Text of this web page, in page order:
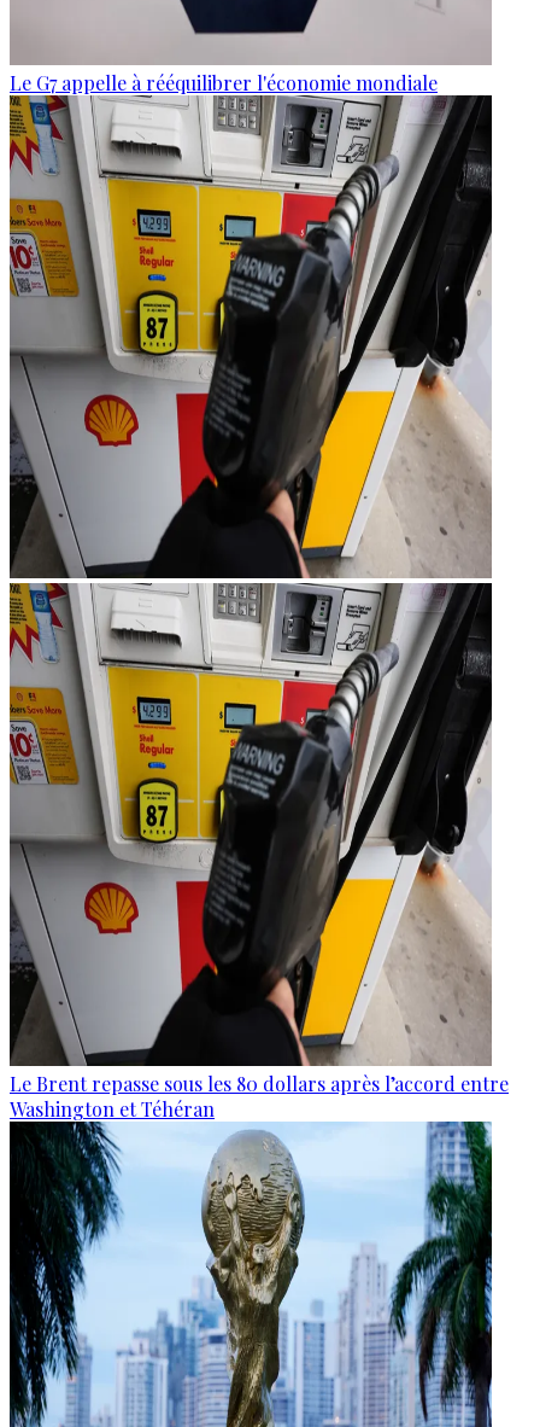
Le G7 appelle à rééquilibrer l'économie mondiale
Le Brent repasse sous les 80 dollars après l’accord entre
Washington et Téhéran